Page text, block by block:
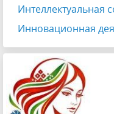
Интеллектуальная
Инновационная